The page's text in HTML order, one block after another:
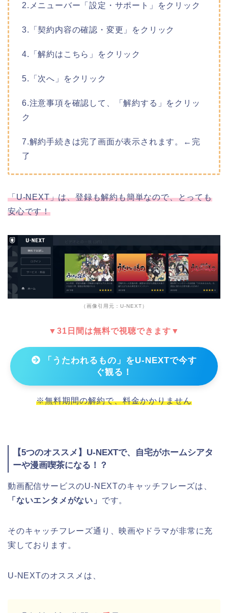
2.メニューバー「設定・サポート」をクリック
3.「契約内容の確認・変更」をクリック
4.「解約はこちら」をクリック
5.「次へ」をクリック
6.注意事項を確認して、「解約する」をクリッ
ク
7.解約手続きは完了画面が表示されます。←完
了
「U-NEXT」は、登録も解約も簡単なので、とっても
安心です！
（画像引用元：U-NEXT）
▼31日間は無料で視聴できます▼
「うたわれるもの」をU-NEXTで今す
ぐ観る！
※無料期間の解約で、料金かかりません
【5つのオススメ】U-NEXTで、自宅がホームシアタ
ーや漫画喫茶になる！？
動画配信サービスのU-NEXTのキャッチフレーズは、
「ないエンタメがない」 です。
そのキャッチフレーズ通り、映画やドラマが非常に充
実しております。
U-NEXTのオススメは、